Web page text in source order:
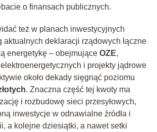
o finansach publicznych.
też w planach inwestycyjnych
aktualnych deklaracji rządowych łączne
energetykę – obejmujące OZE,
i projekty jądrowe
około dekady sięgnąć poziomu
. Znaczna część tej kwoty ma
i rozbudowę sieci przesyłowych,
inwestycje w odnawialne źródła i
a kolejne dziesiątki, a nawet setki